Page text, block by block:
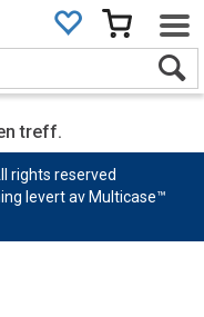
treff.
rights reserved
levert av Multicase™